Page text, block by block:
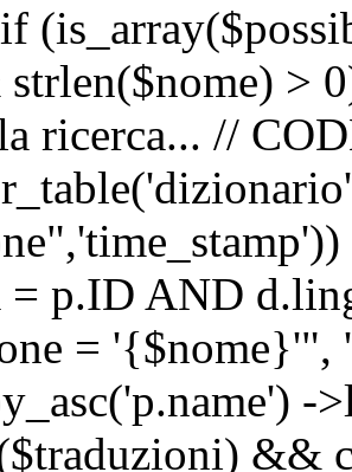
>
ricerca... //
= p.ID AND
= '{$nome}'",
&&